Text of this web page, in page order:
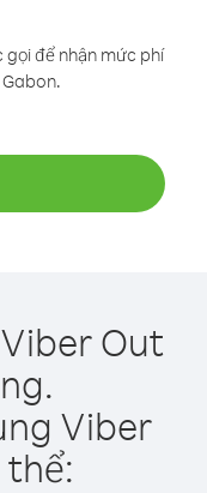
để nhận mức phí
Out
Viber